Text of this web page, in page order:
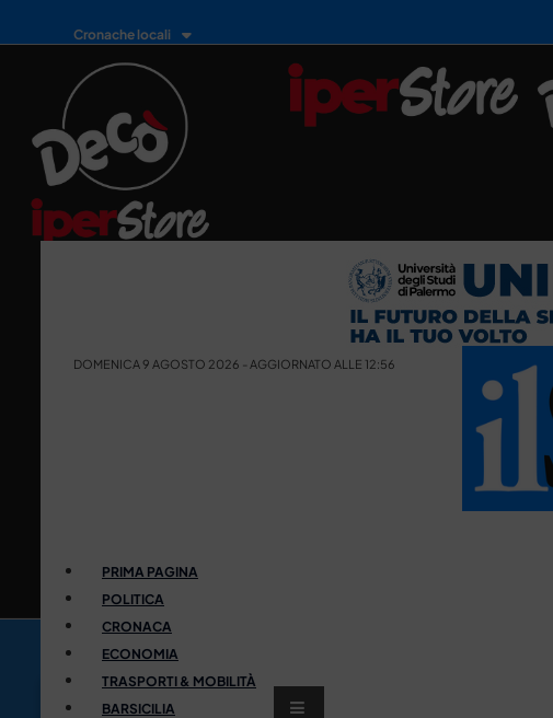
Cronache locali
DOMENICA 9 AGOSTO 2026 - AGGIORNATO ALLE 12:56
PRIMA PAGINA
POLITICA
CRONACA
ECONOMIA
TRASPORTI & MOBILITÀ
BARSICILIA